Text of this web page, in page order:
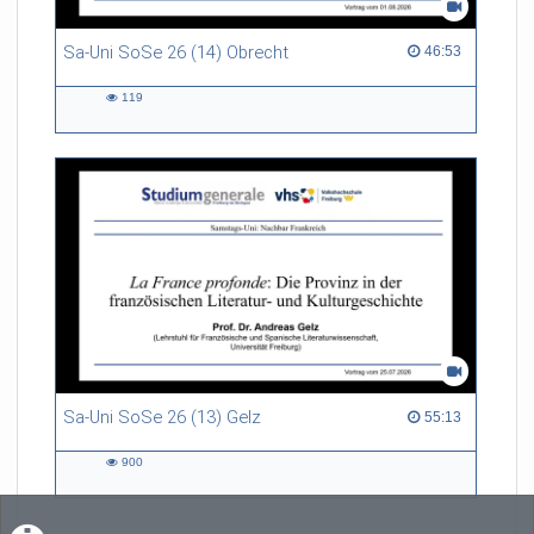
Sa-Uni SoSe 26 (14) Obrecht 46:53
46:53 duration
119
Sa-Uni SoSe 26 (13) Gelz 55:13
55:13 duration
900